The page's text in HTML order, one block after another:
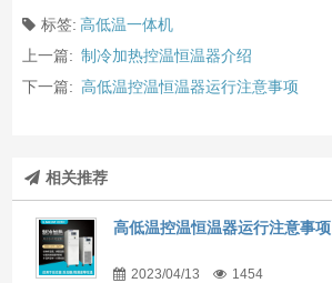
标签: 高低温一体机
上一篇: 制冷加热控温恒温器介绍
下一篇: 高低温控温恒温器运行注意事项
相关推荐
高低温控温恒温器运行注意事项
2023/04/13 1454